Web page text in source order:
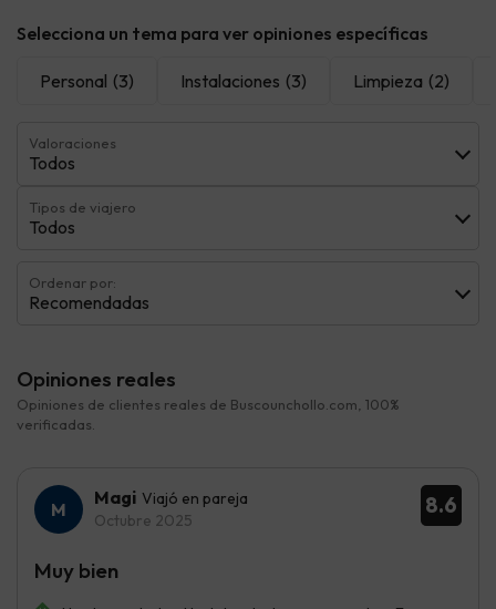
Selecciona un tema para ver opiniones específicas
Personal (3) Instalaciones (3) Limpieza (2)
Valoraciones
Todos
Tipos de viajero
Todos
Ordenar por:
Recomendadas
Opiniones reales
Opiniones de clientes reales de Buscounchollo.com, 100%
verificadas.
8.6
Magi Viajó en pareja
Octubre 2025
Muy bien